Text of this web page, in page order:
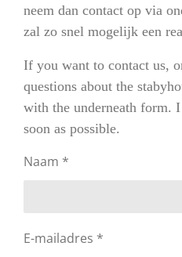
neem dan contact op via
zal zo snel mogelijk een
If you want to contact us,
questions about the
with the underneath form.
soon as possible.
Naam *
E-mailadres *